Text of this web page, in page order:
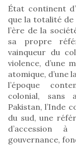
État continent
que la totalité de
l’ère de la
sa propre
vainqueur du
violence, d’une
atomique, d’une
l’époque
colonial, sans
Pakistan, l’Inde
du sud, une
d’accession
gouvernance,